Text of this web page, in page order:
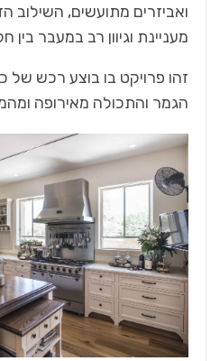
ואביזרים מתועשים, השילוב
מעניינת וגיוון רב במעבר בין
זהו פרויקט בו בוצע רכש של
הגמר והתכולה מאירופה